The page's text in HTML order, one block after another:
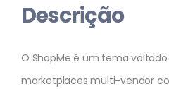
Descrição
O ShopMe é um tema
marketplaces multi-vendor